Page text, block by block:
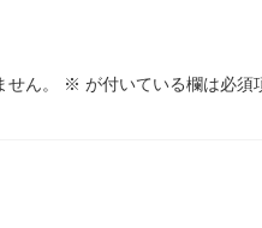
ん。 ※ が付いている欄は必須